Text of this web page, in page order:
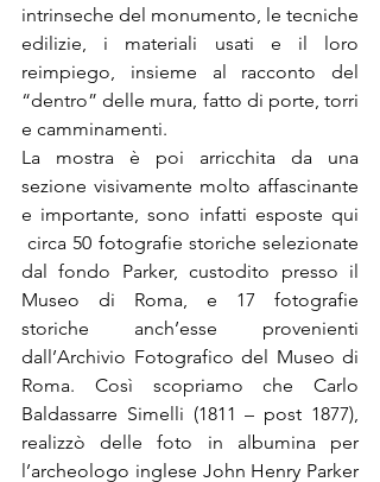
intrinseche del monumento, le tecniche
edilizie, i materiali usati e il loro
reimpiego, insieme al racconto del
“dentro” delle mura, fatto di porte, torri
e camminamenti.
La mostra è poi arricchita da una
sezione visivamente molto affascinante
e importante, sono infatti esposte qui
circa 50 fotografie storiche selezionate
dal fondo Parker, custodito presso il
Museo di Roma, e 17 fotografie
storiche anch’esse provenienti
dall’Archivio Fotografico del Museo di
Roma. Così scopriamo che Carlo
Baldassarre Simelli (1811 – post 1877),
realizzò delle foto in albumina per
l’archeologo inglese John Henry Parker